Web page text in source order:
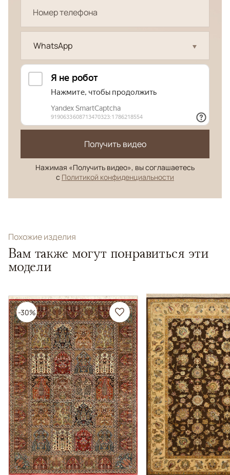
WhatsApp
Получить видео
Нажимая «Получить видео», вы соглашаетесь
с Политикой конфиденциальности
Похожие изделия
Вам также могут понравиться эти
модели
-30%